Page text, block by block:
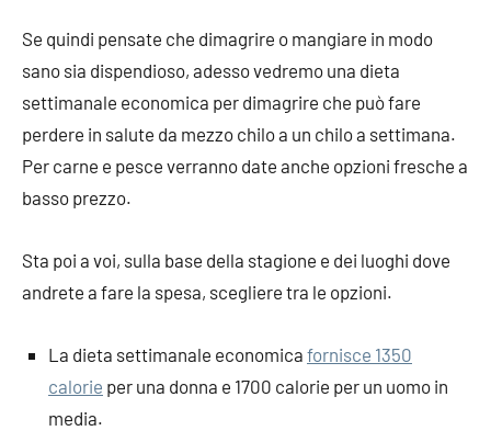
Se quindi pensate che dimagrire o mangiare in modo
sano sia dispendioso, adesso vedremo una dieta
settimanale economica per dimagrire che può fare
perdere in salute da mezzo chilo a un chilo a settimana.
Per carne e pesce verranno date anche opzioni fresche a
basso prezzo.
Sta poi a voi, sulla base della stagione e dei luoghi dove
andrete a fare la spesa, scegliere tra le opzioni.
La dieta settimanale economica fornisce 1350
calorie per una donna e 1700 calorie per un uomo in
media.